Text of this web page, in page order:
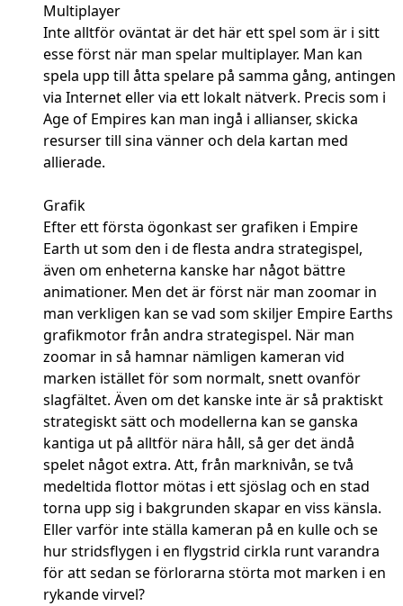
Multiplayer
Inte alltför oväntat är det här ett spel som är i sitt
esse först när man spelar multiplayer. Man kan
spela upp till åtta spelare på samma gång, antingen
via Internet eller via ett lokalt nätverk. Precis som i
Age of Empires kan man ingå i allianser, skicka
resurser till sina vänner och dela kartan med
allierade.
Grafik
Efter ett första ögonkast ser grafiken i Empire
Earth ut som den i de flesta andra strategispel,
även om enheterna kanske har något bättre
animationer. Men det är först när man zoomar in
man verkligen kan se vad som skiljer Empire Earths
grafikmotor från andra strategispel. När man
zoomar in så hamnar nämligen kameran vid
marken istället för som normalt, snett ovanför
slagfältet. Även om det kanske inte är så praktiskt
strategiskt sätt och modellerna kan se ganska
kantiga ut på alltför nära håll, så ger det ändå
spelet något extra. Att, från marknivån, se två
medeltida flottor mötas i ett sjöslag och en stad
torna upp sig i bakgrunden skapar en viss känsla.
Eller varför inte ställa kameran på en kulle och se
hur stridsflygen i en flygstrid cirkla runt varandra
för att sedan se förlorarna störta mot marken i en
rykande virvel?